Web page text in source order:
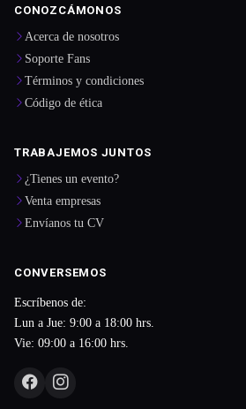
CONOZCÁMONOS
Acerca de nosotros
Soporte Fans
Términos y condiciones
Código de ética
TRABAJEMOS JUNTOS
¿Tienes un evento?
Venta empresas
Envíanos tu CV
CONVERSEMOS
Escríbenos de:
Lun a Jue: 9:00 a 18:00 hrs.
Vie: 09:00 a 16:00 hrs.